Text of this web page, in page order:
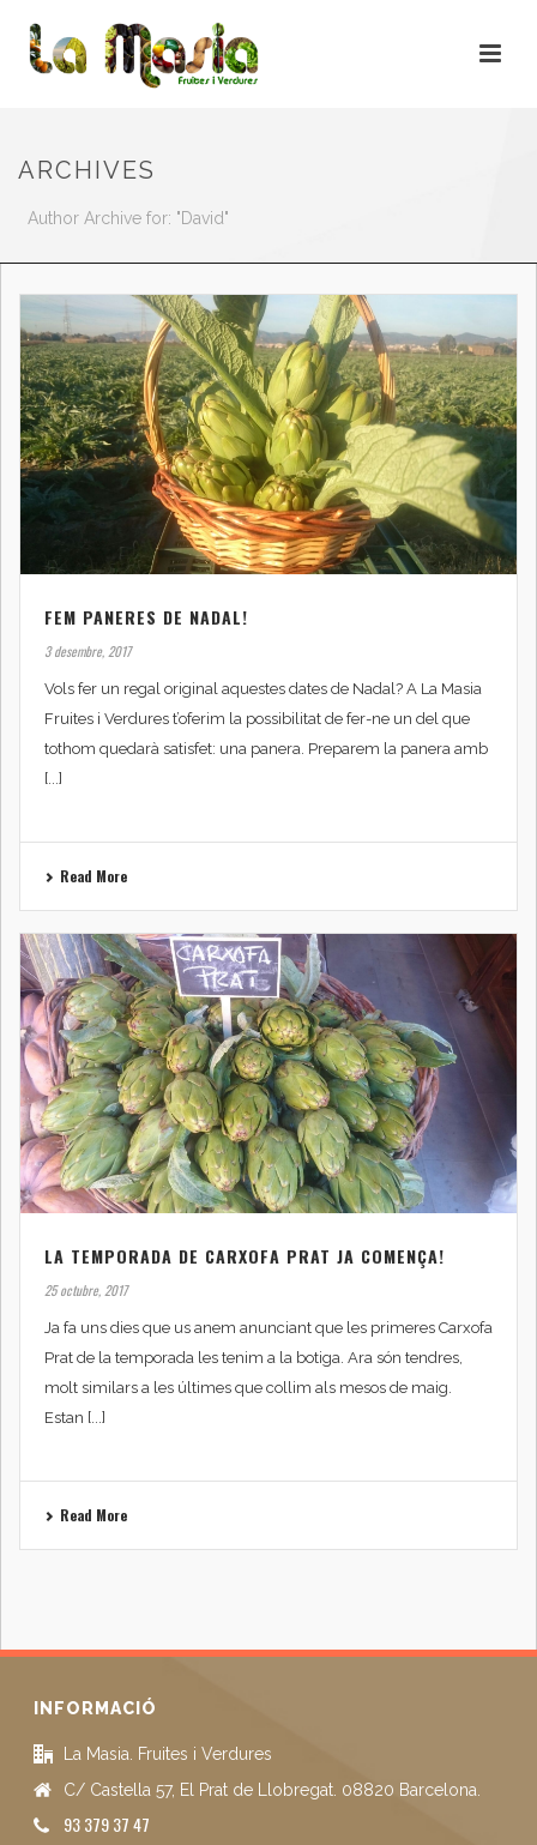
ARCHIVES
Author Archive for: "David"
FEM PANERES DE NADAL!
3 desembre, 2017
Vols fer un regal original aquestes dates de Nadal? A La Masia
Fruites i Verdures t’oferim la possibilitat de fer-ne un del que
tothom quedarà satisfet: una panera. Preparem la panera amb
[...]
Read More
LA TEMPORADA DE CARXOFA PRAT JA COMENÇA!
25 octubre, 2017
Ja fa uns dies que us anem anunciant que les primeres Carxofa
Prat de la temporada les tenim a la botiga. Ara són tendres,
molt similars a les últimes que collim als mesos de maig.
Estan [...]
Read More
INFORMACIÓ
La Masia. Fruites i Verdures
C/ Castella 57, El Prat de Llobregat. 08820 Barcelona.
93 379 37 47